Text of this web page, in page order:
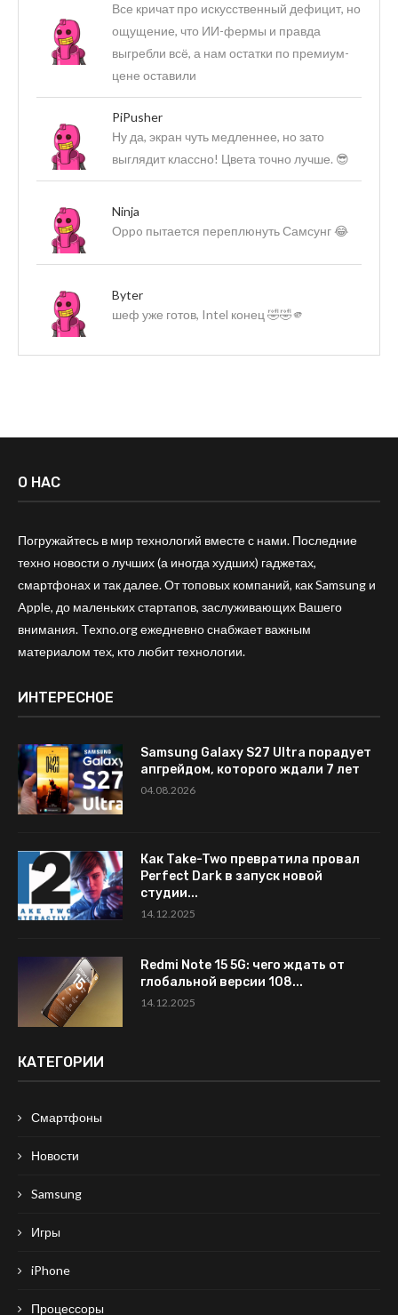
Все кричат про искусственный дефицит, но
ощущение, что ИИ-фермы и правда
выгребли всё, а нам остатки по премиум-
цене оставили
PiPusher
Ну да, экран чуть медленнее, но зато
выглядит классно! Цвета точно лучше. 😎
Ninja
Оppo пытается переплюнуть Самсунг 😂
Byter
шеф уже готов, Intel конец 🤣🤣🫵
О НАС
Погружайтесь в мир технологий вместе с нами. Последние
техно новости о лучших (а иногда худших) гаджетах,
смартфонах и так далее. От топовых компаний, как Samsung и
Apple, до маленьких стартапов, заслуживающих Вашего
внимания. Texno.org ежедневно снабжает важным
материалом тех, кто любит технологии.
ИНТЕРЕСНОЕ
Samsung Galaxy S27 Ultra порадует
апгрейдом, которого ждали 7 лет
04.08.2026
Как Take-Two превратила провал
Perfect Dark в запуск новой
студии...
14.12.2025
Redmi Note 15 5G: чего ждать от
глобальной версии 108...
14.12.2025
КАТЕГОРИИ
Смартфоны
Новости
Samsung
Игры
iPhone
Процессоры